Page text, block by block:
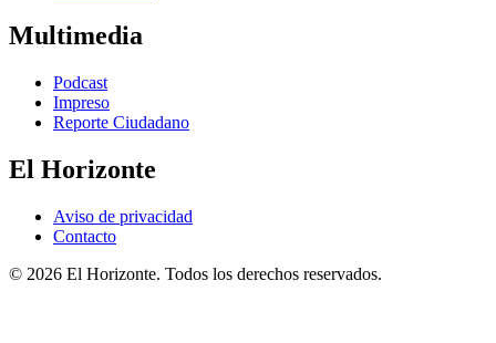
Multimedia
Podcast
Impreso
Reporte Ciudadano
El Horizonte
Aviso de privacidad
Contacto
© 2026 El Horizonte. Todos los derechos reservados.